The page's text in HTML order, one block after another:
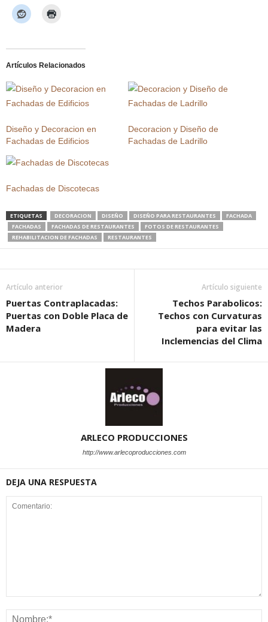
Artículos Relacionados
Diseño y Decoracion en
Fachadas de Edificios
Decoracion y Diseño de
Fachadas de Ladrillo
Fachadas de Discotecas
ETIQUETAS DECORACION DISEÑO DISEÑO PARA RESTAURANTES
FACHADA
FACHADAS
FACHADAS DE RESTAURANTES
FOTOS DE RESTAURANTES
REHABILITACION DE FACHADAS
RESTAURANTES
Artículo anterior
Puertas Contraplacadas:
Puertas con Doble Placa de
Madera
Artículo siguiente
Techos Parabolicos:
Techos con Curvaturas
para evitar las
Inclemencias del Clima
ARLECO PRODUCCIONES
http://www.arlecoproducciones.com
DEJA UNA RESPUESTA